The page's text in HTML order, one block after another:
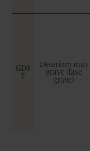
GDS
7
Deterioro muy
grave (fase
grave)